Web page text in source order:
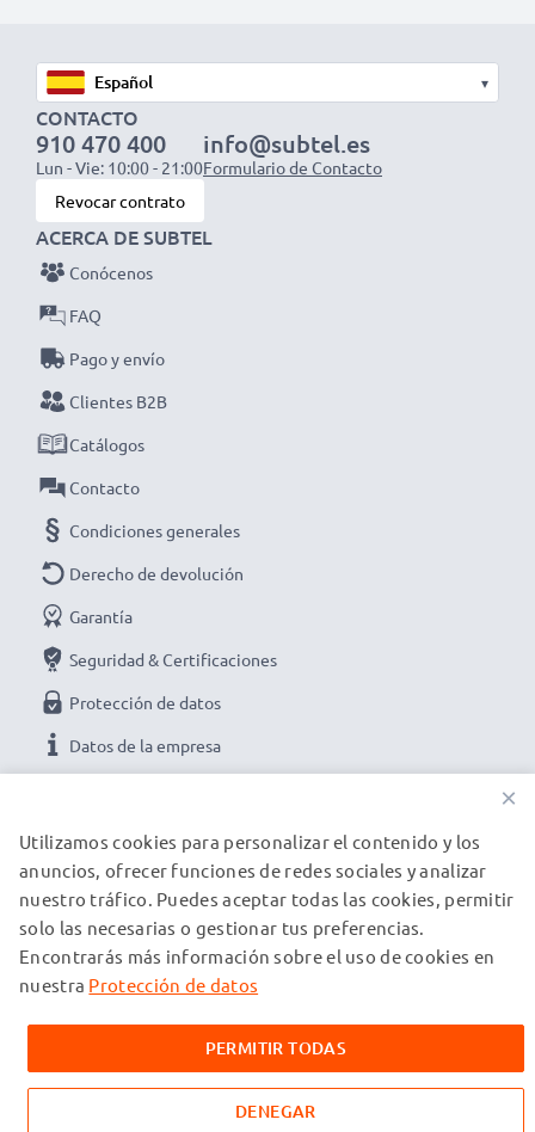
▾
CONTACTO
910 470 400
Lun - Vie: 10:00 - 21:00
info@subtel.es
Formulario de Contacto
Revocar contrato
ACERCA DE SUBTEL
Conócenos
FAQ
Pago y envío
Clientes B2B
Catálogos
Contacto
Condiciones generales
Derecho de devolución
Garantía
Seguridad & Certificaciones
Protección de datos
Datos de la empresa
NUESTROS PARTNERS DE ENVÍO
© subtel.es 2026
Tenga en cuenta que todas las marcas registradas que
mencionan en nuestras páginas web exclusivamente para
proporcionar información sobre nuestros productos.
×
Utilizamos cookies para personalizar el contenido y los
anuncios, ofrecer funciones de redes sociales y analizar
nuestro tráfico. Puedes aceptar todas las cookies, permitir
solo las necesarias o gestionar tus preferencias.
Encontrarás más información sobre el uso de cookies en
nuestra Protección de datos
PERMITIR TODAS
DENEGAR